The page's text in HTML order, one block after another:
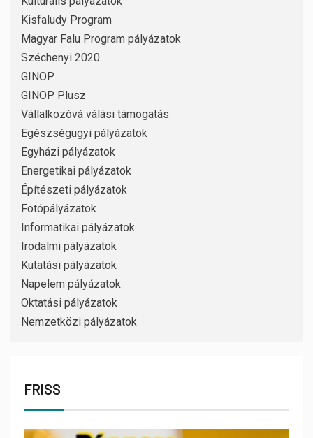
Kisfaludy Program
Magyar Falu Program pályázatok
Széchenyi 2020
GINOP
GINOP Plusz
Vállalkozóvá válási támogatás
Egészségügyi pályázatok
Egyházi pályázatok
Energetikai pályázatok
Építészeti pályázatok
Fotópályázatok
Informatikai pályázatok
Irodalmi pályázatok
Kutatási pályázatok
Napelem pályázatok
Oktatási pályázatok
Nemzetközi pályázatok
FRISS